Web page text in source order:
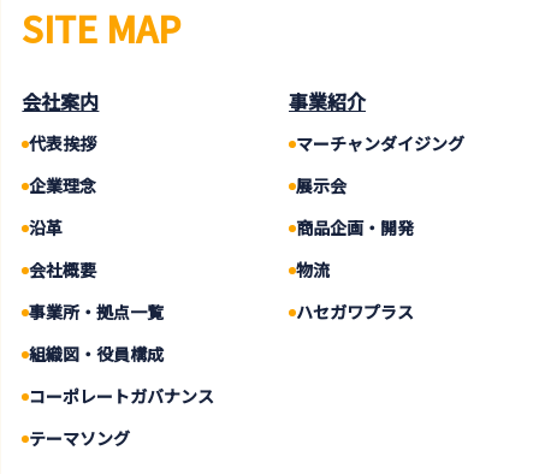
SITE MAP
会社案内
代表挨拶
企業理念
沿革
会社概要
事業所・拠点一覧
組織図・役員構成
コーポレートガバナンス
テーマソング
事業紹介
マーチャンダイジング
展示会
商品企画・開発
物流
ハセガワプラス